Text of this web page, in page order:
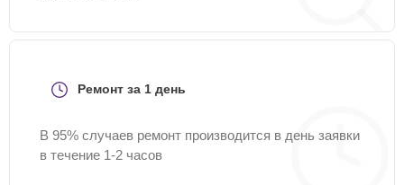
Ремонт за 1 день
В 95% случаев ремонт производится в день заявки
в течение 1-2 часов